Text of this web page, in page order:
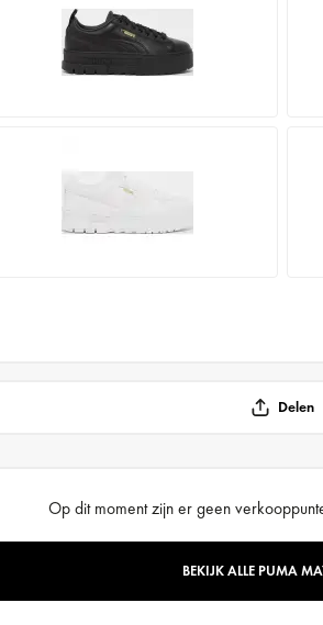
Delen
Op dit moment zijn er geen
BEKIJK ALLE PUMA